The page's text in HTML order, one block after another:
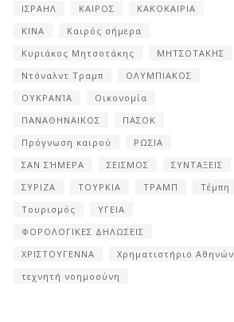
ΙΣΡΑΗΛ
ΚΑΙΡΟΣ
ΚΑΚΟΚΑΙΡΙΑ
ΚΙΝΑ
Καιρός σήμερα
Κυριάκος Μητσοτάκης
ΜΗΤΣΟΤΑΚΗΣ
Ντόναλντ Τραμπ
ΟΛΥΜΠΙΑΚΟΣ
ΟΥΚΡΑΝΊΑ
Οικονομία
ΠΑΝΑΘΗΝΑΙΚΟΣ
ΠΑΣΟΚ
Πρόγνωση καιρού
ΡΩΣΙΑ
ΣΑΝ ΣΉΜΕΡΑ
ΣΕΙΣΜΟΣ
ΣΥΝΤΑΞΕΙΣ
ΣΥΡΙΖΑ
ΤΟΥΡΚΙΑ ΤΡΑΜΠ
Τέμπη
Τουρισμός
ΥΓΕΙΑ
ΦΟΡΟΛΟΓΙΚΕΣ ΔΗΛΩΣΕΙΣ
ΧΡΙΣΤΟΥΓΕΝΝΑ
Χρηματιστήριο Αθηνών
τεχνητή νοημοσύνη